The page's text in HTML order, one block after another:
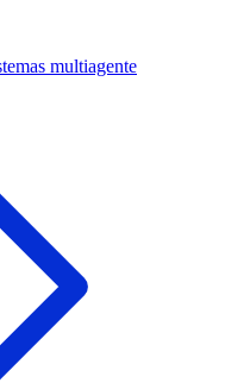
multiagente